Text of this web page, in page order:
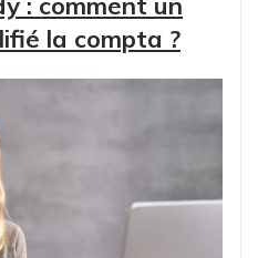
la compta ?